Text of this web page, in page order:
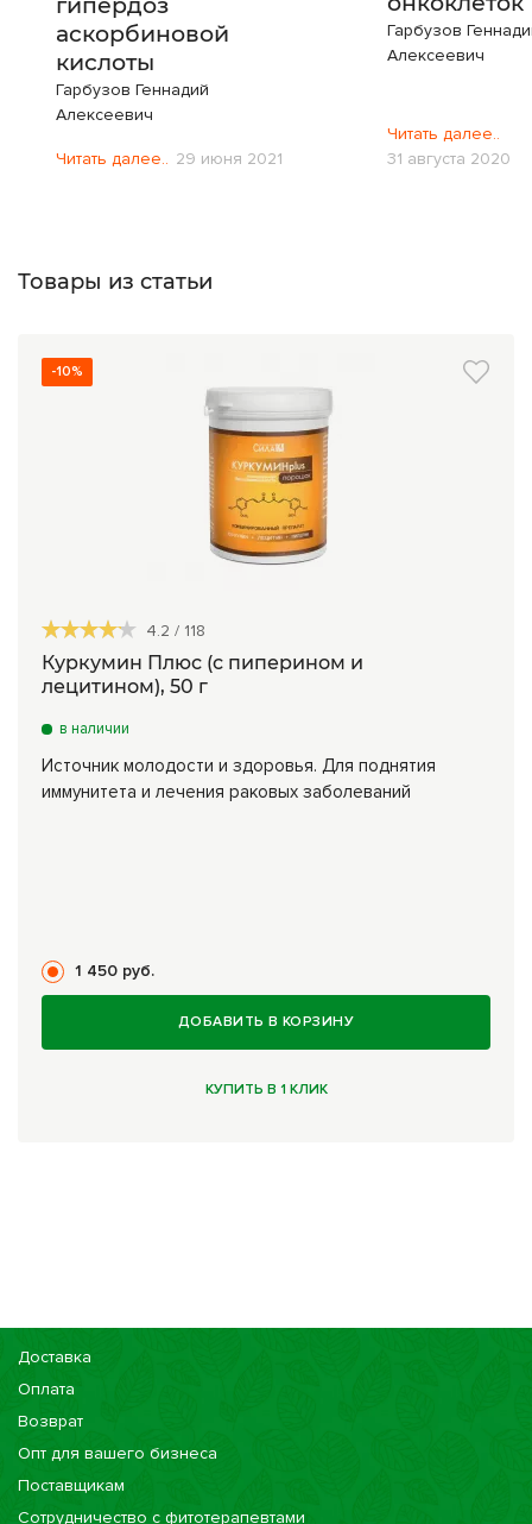
аскорбиновой
кислоты
Гарбузов Геннадий
Алексеевич
Читать далее.. 29 июня 2021
Гарбузов
Алексеевич
Читать далее..
31 августа 2020
Товары из статьи
-10%
4.2 / 118
Куркумин Плюс (с пиперином и
лецитином), 50 г
в наличии
Источник молодости и здоровья. Для поднятия
иммунитета и лечения раковых заболеваний
1 450 руб.
ДОБАВИТЬ В КОРЗИНУ
КУПИТЬ В 1 КЛИК
Доставка
Оплата
Возврат
Опт для вашего бизнеса
Поставщикам
Сотрудничество с фитотерапевтами